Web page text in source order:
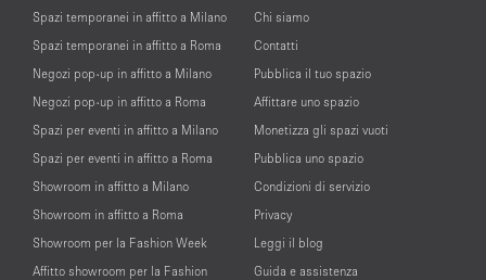
Spazi temporanei in affitto a Milano
Spazi temporanei in affitto a Roma
Negozi pop-up in affitto a Milano
Negozi pop-up in affitto a Roma
Spazi per eventi in affitto a Milano
Spazi per eventi in affitto a Roma
Showroom in affitto a Milano
Showroom in affitto a Roma
Showroom per la Fashion Week
Affitto showroom per la Fashion
Chi siamo
Contatti
Pubblica il tuo spazio
Affittare uno spazio
Monetizza gli spazi vuoti
Pubblica uno spazio
Condizioni di servizio
Privacy
Leggi il blog
Guida e assistenza